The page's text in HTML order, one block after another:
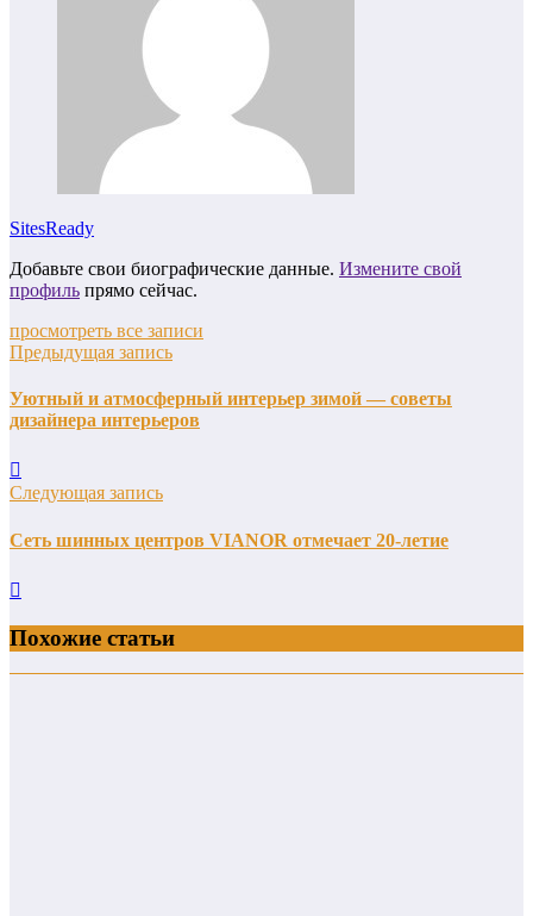
SitesReady
Добавьте свои биографические данные. Измените свой
профиль прямо сейчас.
просмотреть все записи
Предыдущая запись
Уютный и атмосферный интерьер зимой — советы
дизайнера интерьеров
Следующая запись
Сеть шинных центров VIANOR отмечает 20-летие
Похожие статьи